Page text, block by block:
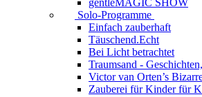
Solo-Programme
Einfach zauberhaft
Täuschend.Echt
Bei Licht betrachtet
Traumsand -
Victor van Orten’s
Zauberei für Kinder für